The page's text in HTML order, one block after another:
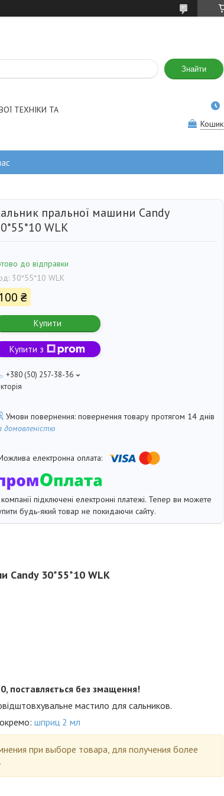
Знайти
ТЕХНІКИ ТА
Кошик
пральної машини Candy
WLK
до відправки
30*55*10 WLK
100 ₴
Купити
Купити з
+380 (50) 257-38-36
повернення товару протягом 14 днів
домовленістю
підключені електронні платежі. Тепер ви можете
будь-який товар не покидаючи сайту.
Candy 30*55*10 WLK
поставляється без змащення!
мастило для сальников.
шприц 2 мл
при выборе товара, для получения более